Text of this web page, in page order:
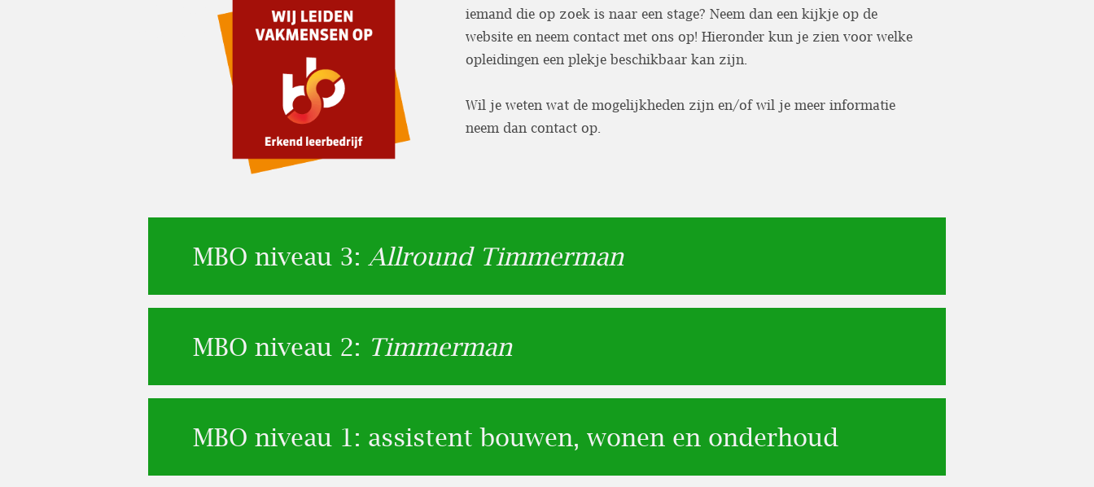
Personal Profile
iemand die op zoek is naar een stage? Neem dan een kijkje op de
website en neem contact met ons op! Hieronder kun je zien voor welke
opleidingen een plekje beschikbaar kan zijn.
Wil je weten wat de mogelijkheden zijn en/of wil je meer informatie
neem dan contact op.
MBO niveau 3: Allround Timmerman
MBO niveau 2: Timmerman
MBO niveau 1: assistent bouwen, wonen en onderhoud